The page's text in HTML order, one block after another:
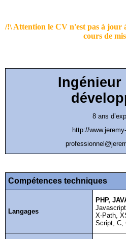
/!\ Attention le CV n'est pas à jour
cours de
Ingénieur
8 ans
http://
Compétences techniques
Langages
PHP,
X-Path,
Script, C,